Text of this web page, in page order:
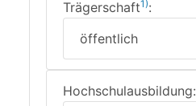
Trägerschaft1):
öffentlich
Hochschulausbildung: